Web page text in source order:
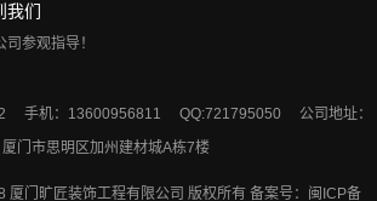
我们
参观指导！
手机：13600956811 QQ:721795050 公司地址：
厦门市思明区加州建材城A栋7楼
门旷匠装饰工程有限公司 版权所有 备案号： 闽ICP备